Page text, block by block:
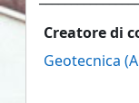
Geotecnica
Creatore di